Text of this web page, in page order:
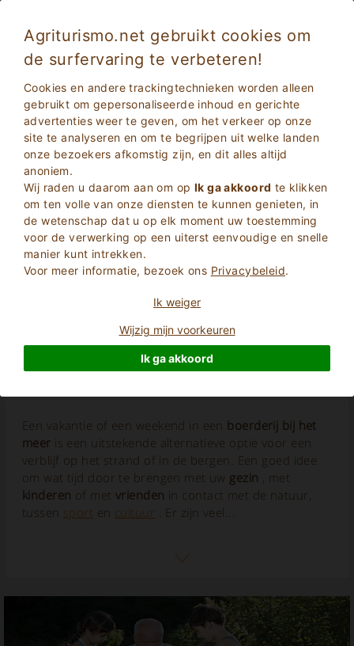
Agriturismo.net gebruikt cookies om
de surfervaring te verbeteren!
Cookies en andere trackingtechnieken worden alleen
gebruikt om gepersonaliseerde inhoud en gerichte
advertenties weer te geven, om het verkeer op onze
site te analyseren en om te begrijpen uit welke landen
onze bezoekers afkomstig zijn, en dit alles altijd
anoniem.
Wij raden u daarom aan om op Ik ga akkoord te klikken
om ten volle van onze diensten te kunnen genieten, in
de wetenschap dat u op elk moment uw toestemming
voor de verwerking op een uiterst eenvoudige en snelle
manier kunt intrekken.
Voor meer informatie, bezoek ons Privacybeleid.
Ik weiger
Wijzig mijn voorkeuren
Ik ga akkoord
Themavakanties
Themavakantie is een lijst van enkele thematische pagina's
gewijd aan de wereld van vakantie in contact met de natuur.
Een vakantie of een weekend in een boerderij bij het
meer is een uitstekende alternatieve optie voor een
verblijf op het strand of in de bergen. Een goed idee
om wat tijd door te brengen met uw gezin , met
kinderen of met vrienden in contact met de natuur,
tussen sport en cultuur . Er zijn veel...